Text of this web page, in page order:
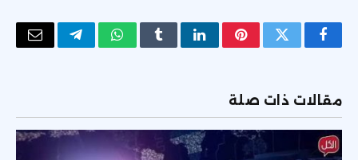
فيسبوكتويتر بينتيريستلينكدإنTumblrواتسابتيلقرامالبريد
مقالات ذات صلة